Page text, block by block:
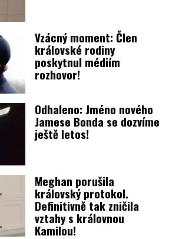
Vzácný moment: Člen
královské rodiny
poskytnul médiím
rozhovor!
Odhaleno: Jméno nového
Jamese Bonda se dozvíme
ještě letos!
Meghan porušila
královský protokol.
Definitivně tak zničila
vztahy s královnou
Kamilou!